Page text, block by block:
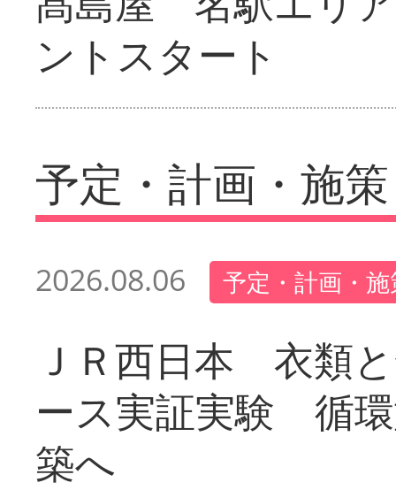
ントスタート
予定・計画・施策
2026.08.06 予定・計画・
ＪＲ西日本 衣類
ース実証実験 循
築へ